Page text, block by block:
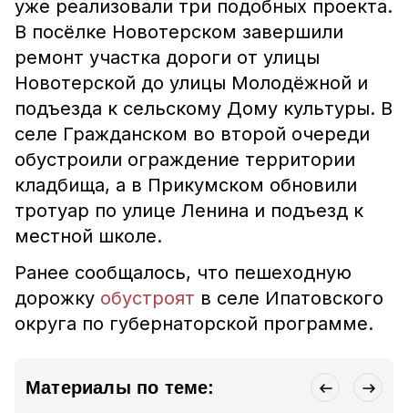
уже реализовали три подобных проекта.
В посёлке Новотерском завершили
ремонт участка дороги от улицы
Новотерской до улицы Молодёжной и
подъезда к сельскому Дому культуры. В
селе Гражданском во второй очереди
обустроили ограждение территории
кладбища, а в Прикумском обновили
тротуар по улице Ленина и подъезд к
местной школе.
Ранее сообщалось, что пешеходную
дорожку обустроят в селе Ипатовского
округа по губернаторской программе.
Материалы по теме: